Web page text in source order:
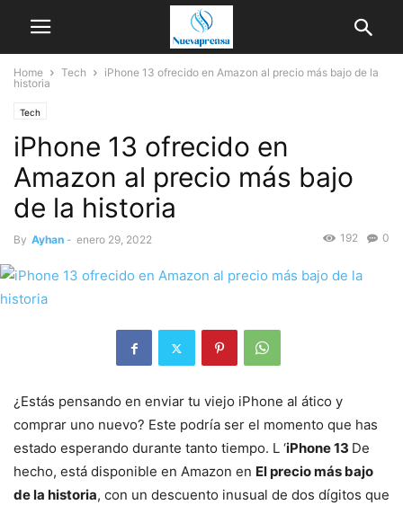
Home Tech
iPhone 13 ofrecido en Amazon al precio más bajo de la
historia
Tech
iPhone 13 ofrecido en
Amazon al precio más bajo
de la historia
By Ayhan - enero 29, 2022 0
192
¿Estás pensando en enviar tu viejo iPhone al ático y
comprar uno nuevo? Este podría ser el momento que has
estado esperando durante tanto tiempo. L ‘iPhone 13 De
hecho, está disponible en Amazon en El precio más bajo
de la historia, con un descuento inusual de dos dígitos que